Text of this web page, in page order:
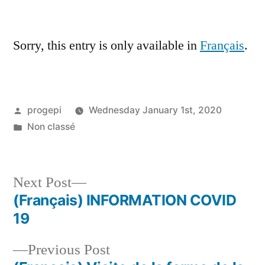
Sorry, this entry is only available inFrançais.
Posted
by
progepi
Wednesday January 1st, 2020
Posted
Non classé
Post
navigation
Previous PostPrevious
Next Post
Next
post:
(Français) INFORMATION COVID
19